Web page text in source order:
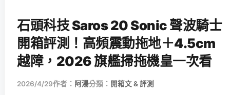
石頭科技 Saros 20 Sonic 聲波騎士
開箱評測！高頻震動拖地＋4.5cm
越障，2026 旗艦掃拖機皇一次看
2026/4/29作者： 阿湯分類： 開箱文 & 評測